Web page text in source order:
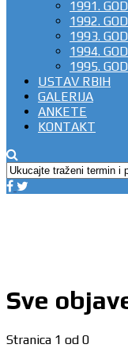
1991.
1992.
1993.
1994.
1995.
USTAV RBIH
GALERIJA
ANKETE
KONTAKT
Sve
Stranica 1 od 0